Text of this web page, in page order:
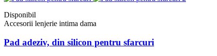
Disponibil
Accesorii lenjerie intima dama
Pad adeziv, din silicon pentru sfarcuri